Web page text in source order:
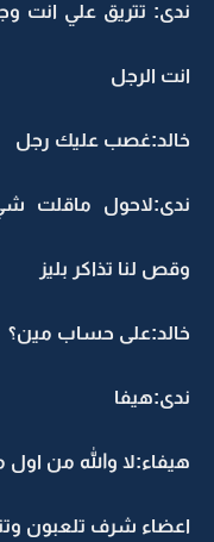
ندى: تتريق علي انت
انت الرجل
خالد:غصب عليك رجل
ندى:لاحول
وقص لنا تذاكر بليز
خالد:على حساب مين؟
ندى:هيفا
هيفاء:لا والله من اول
اعضاء شرف تلعبون